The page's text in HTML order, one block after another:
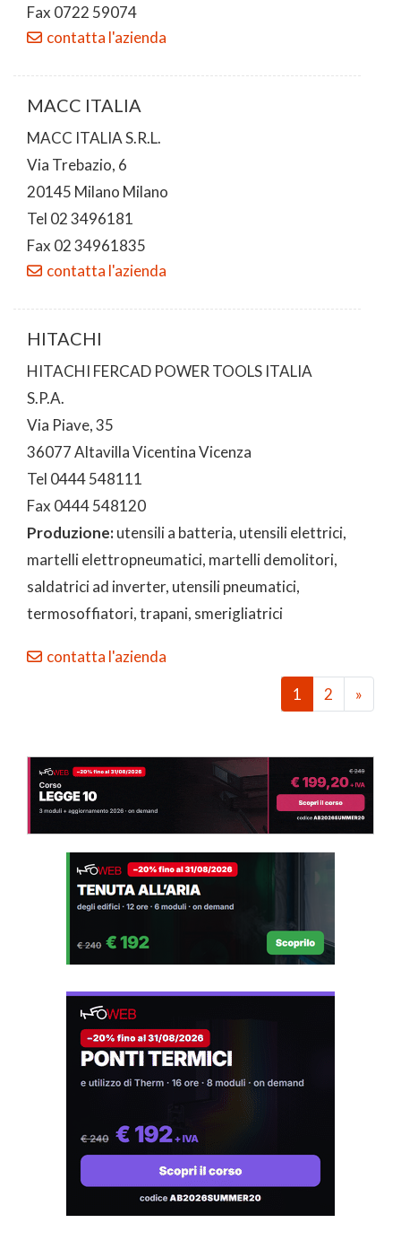
Fax 0722 59074
contatta l'azienda
MACC ITALIA
MACC ITALIA S.R.L.
Via Trebazio, 6
20145 Milano Milano
Tel 02 3496181
Fax 02 34961835
contatta l'azienda
HITACHI
HITACHI FERCAD POWER TOOLS ITALIA
S.P.A.
Via Piave, 35
36077 Altavilla Vicentina Vicenza
Tel 0444 548111
Fax 0444 548120
Produzione:utensili a batteria, utensili elettrici,
martelli elettropneumatici, martelli demolitori,
saldatrici ad inverter, utensili pneumatici,
termosoffiatori, trapani, smerigliatrici
contatta l'azienda
1
2 »